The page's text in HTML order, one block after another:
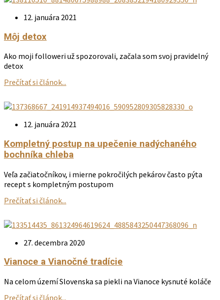
12. januára 2021
Môj detox
Ako moji followeri už spozorovali, začala som svoj pravidelný
detox
Prečítať si článok...
12. januára 2021
Kompletný postup na upečenie nadýchaného
bochníka chleba
Veľa začiatočníkov, i mierne pokročilých pekárov často pýta
recept s kompletným postupom
Prečítať si článok...
27. decembra 2020
Vianoce a Vianočné tradície
Na celom území Slovenska sa piekli na Vianoce kysnuté koláče
Prečítať si článok...